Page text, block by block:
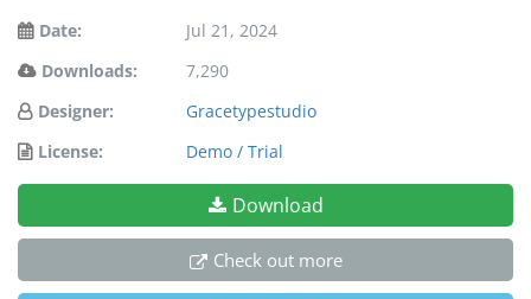
Date:
Jul 21, 2024
Downloads:
7,290
Designer:
Gracetypestudio
License:
Demo / Trial
Download
Check out more